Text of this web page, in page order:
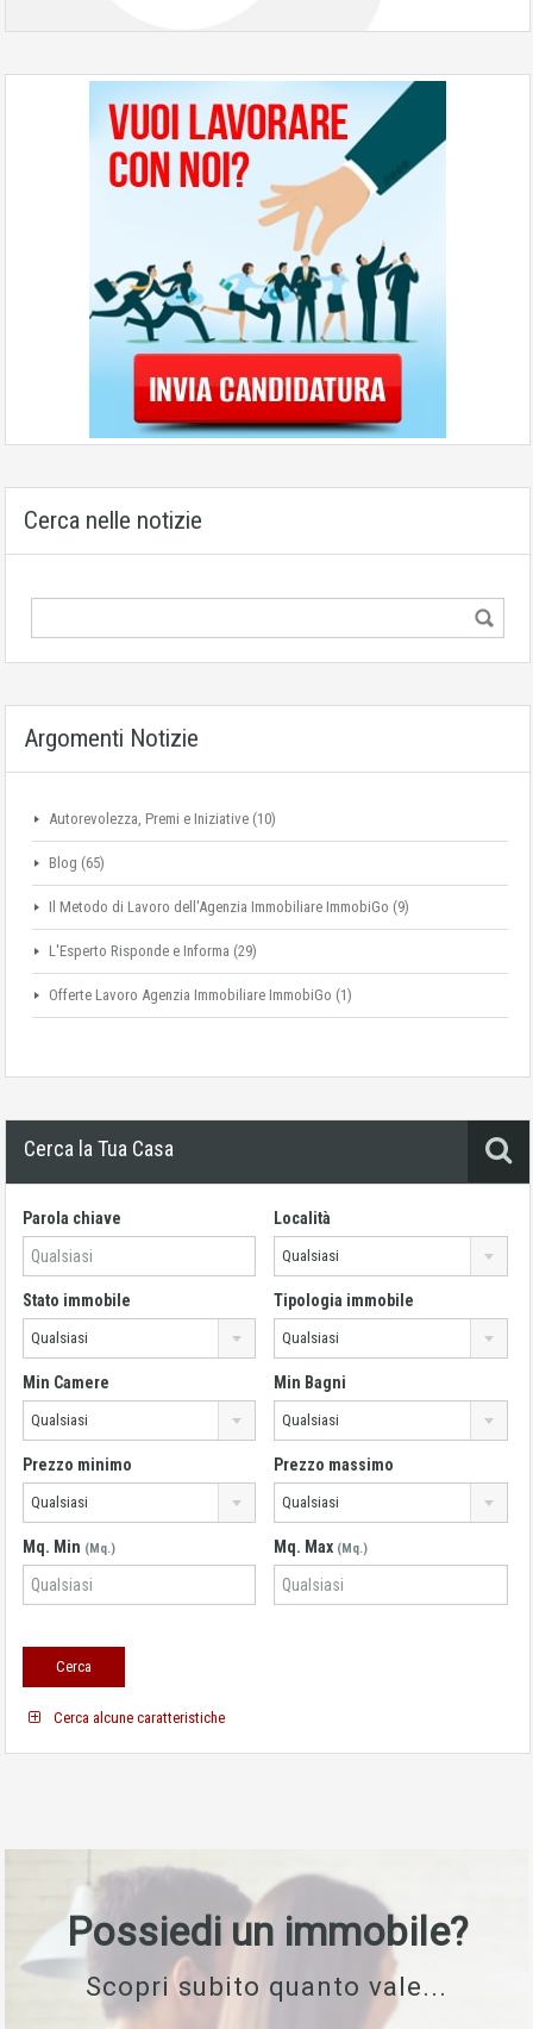
Cerca nelle notizie
Argomenti Notizie
Autorevolezza, Premi e Iniziative (10)
Blog (65)
Il Metodo di Lavoro dell'Agenzia Immobiliare ImmobiGo (9)
L'Esperto Risponde e Informa (29)
Offerte Lavoro Agenzia Immobiliare ImmobiGo (1)
Cerca la Tua Casa
Parola chiave Località
Qualsiasi
Stato immobile
Qualsiasi
Tipologia immobile
Qualsiasi
Min Camere
Qualsiasi
Min Bagni
Qualsiasi
Prezzo minimo
Qualsiasi
Prezzo massimo
Qualsiasi
Mq. Min (Mq.) Mq. Max (Mq.)
Cerca alcune caratteristiche
Possiedi un immobile?
Scopri subito quanto vale...